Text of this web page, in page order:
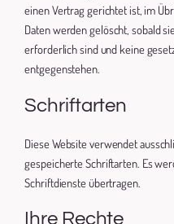
einen Vertrag gerichtet ist, im
Daten werden gelöscht, sobald
erforderlich sind und keine
entgegenstehen.
Schriftarten
Diese Website verwendet
gespeicherte Schriftarten. Es
Schriftdienste übertragen.
Ihre Rechte